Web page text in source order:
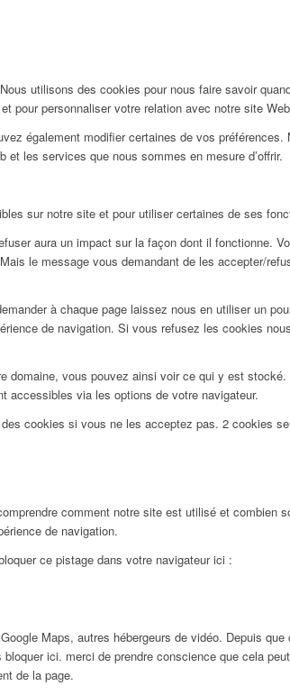
utilisons des cookies pour nous faire savoir
pour personnaliser votre relation avec notre site
également modifier certaines de vos
les services que nous sommes en mesure d’offrir.
sur notre site et pour utiliser certaines de ses
aura un impact sur la façon dont il fonctionne.
le message vous demandant de les accepter/
à chaque page laissez nous en utiliser un
de navigation. Si vous refusez les cookies
vous pouvez ainsi voir ce qui y est
accessibles via les options de votre navigateur.
cookies si vous ne les acceptez pas. 2 cookies
comment notre site est utilisé et combien
de navigation.
ce pistage dans votre navigateur ici :
Maps, autres hébergeurs de vidéo. Depuis
ici. merci de prendre conscience que cela
de la page.